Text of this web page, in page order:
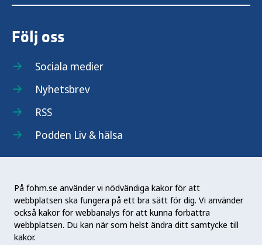
På fohm.se använder vi nödvändiga kakor för att
webbplatsen ska fungera på ett bra sätt för dig. Vi använder
också kakor för webbanalys för att kunna förbättra
webbplatsen. Du kan när som helst ändra ditt samtycke till
kakor.
Följ oss
Sociala medier
Nyhetsbrev
RSS
Podden Liv & hälsa
Folkhälsomyndigheten (Fohm) är en nationell
kunskapsmyndighet som arbetar för en bättre
folkhälsa. Det gör myndigheten genom att